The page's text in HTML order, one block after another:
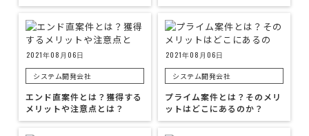
2021年08月06日
システム開発会社
エンド直案件とは？獲得する
メリットや注意点とは？
2021年08月06日
システム開発会社
プライム案件とは？そのメリ
ットはどこにあるのか？